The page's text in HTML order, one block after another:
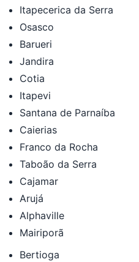
Itapecerica da Serra
Osasco
Barueri
Jandira
Cotia
Itapevi
Santana de Parnaíba
Caierias
Franco da Rocha
Taboão da Serra
Cajamar
Arujá
Alphaville
Mairiporã
Bertioga